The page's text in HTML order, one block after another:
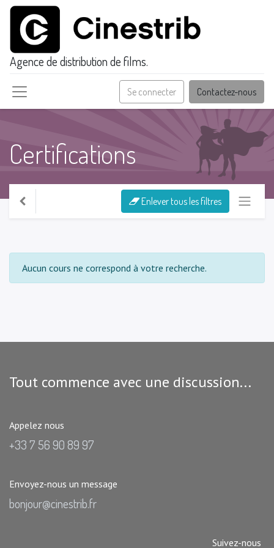
Agence de distribution de films.
Se connecter Contactez-nous
Certifications
Enlever tous les filtres
Aucun cours ne correspond à votre recherche.
Tout commence avec une discussion...
Appelez nous
+33 7 56 90 89 97
Envoyez-nous un message
bonjour@cinestrib.fr
Suivez-nous